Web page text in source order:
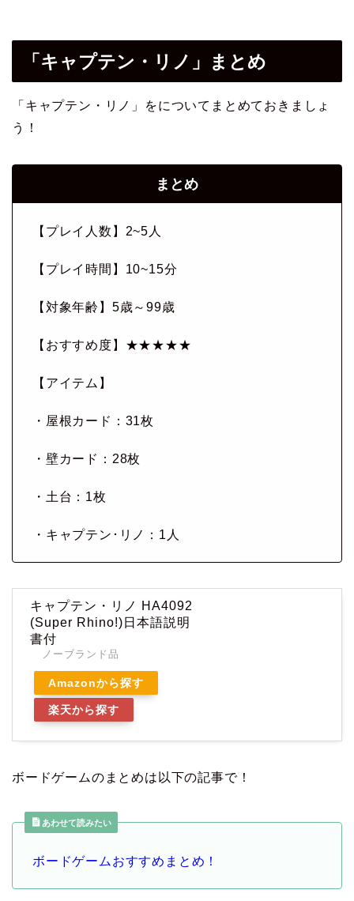
「キャプテン・リノ」まとめ
「キャプテン・リノ」をについてまとめておきましょ
う！
まとめ
【プレイ人数】2~5人
【プレイ時間】10~15分
【対象年齢】5歳～99歳
【おすすめ度】★★★★★
【アイテム】
・屋根カード：31枚
・壁カード：28枚
・土台：1枚
・キャプテン･リノ：1人
キャプテン・リノ HA4092
(Super Rhino!)日本語説明
書付
ノーブランド品
Amazonから探す
楽天から探す
ボードゲームのまとめは以下の記事で！
あわせて読みたい
ボードゲームおすすめまとめ！